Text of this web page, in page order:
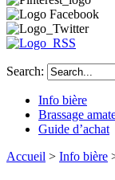
Search:
Info bière
Brassage
Guide d’achat
Accueil > Info bière